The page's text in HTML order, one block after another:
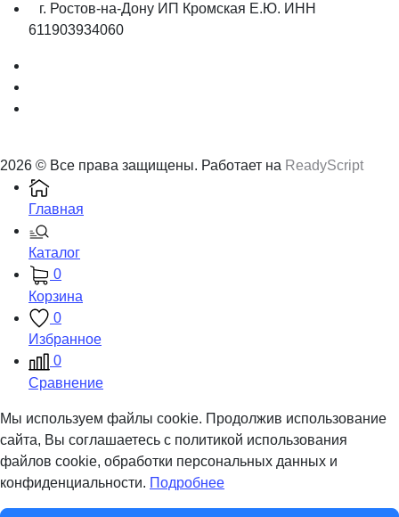
г. Ростов-на-Дону ИП Кромская Е.Ю. ИНН
611903934060
2026 © Все права защищены. Работает на ReadyScript
Главная
Каталог
0
Корзина
0
Избранное
0
Сравнение
Мы используем файлы cookie. Продолжив использование
сайта, Вы соглашаетесь с политикой использования
файлов cookie, обработки персональных данных и
конфиденциальности. Подробнее